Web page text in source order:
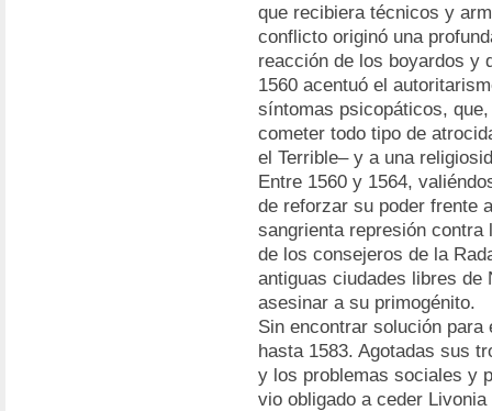
que recibiera técnicos y
conflicto originó una
reacción de los boyardos y
1560 acentuó el
síntomas psicopáticos,
cometer todo tipo de
el Terrible– y a una
Entre 1560 y 1564,
de reforzar su poder frente
sangrienta represión
de los consejeros de la
antiguas ciudades libres de
asesinar a su primogénito.
Sin encontrar solución
hasta 1583. Agotadas sus
y los problemas sociales y
vio obligado a ceder